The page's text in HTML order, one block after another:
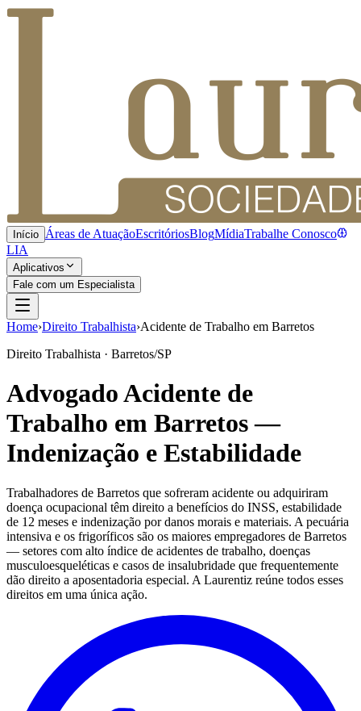
Início Áreas de AtuaçãoEscritóriosBlogMídiaTrabalhe Conosco
LIA
Aplicativos
Fale com um Especialista
Home›Direito Trabalhista›Acidente de Trabalho em Barretos
Direito Trabalhista · Barretos/SP
Advogado Acidente de
Trabalho em Barretos —
Indenização e Estabilidade
Trabalhadores de Barretos que sofreram acidente ou adquiriram
doença ocupacional têm direito a benefícios do INSS, estabilidade
de 12 meses e indenização por danos morais e materiais. A pecuária
intensiva e os frigoríficos são os maiores empregadores de Barretos
— setores com alto índice de acidentes de trabalho, doenças
musculoesqueléticas e casos de insalubridade que frequentemente
dão direito a aposentadoria especial. A Laurentiz reúne todos esses
direitos em uma única ação.